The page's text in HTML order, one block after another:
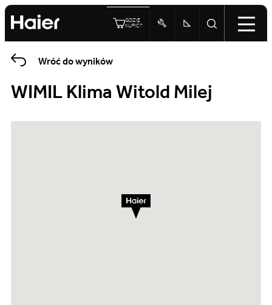
GDZIE
KUPIĆ?
Wróć do wyników
WIMIL Klima Witold Milej